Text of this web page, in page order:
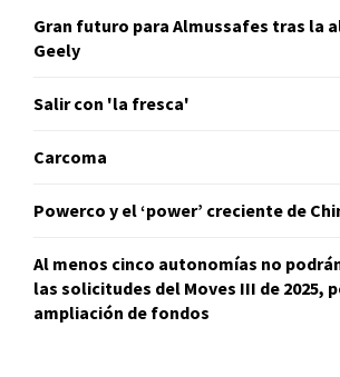
Gran futuro para Almussafes tras la
Geely
Salir con 'la fresca'
Carcoma
Powerco y el ‘power’ creciente de
Al menos cinco autonomías no
las solicitudes del Moves III de 2025,
ampliación de fondos